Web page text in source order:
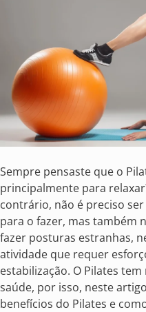
Sempre pensaste que o
principalmente para
contrário, não é preciso
para o fazer, mas também
fazer posturas estranhas,
atividade que requer
estabilização. O Pilates
saúde, por isso, neste
benefícios do Pilates e